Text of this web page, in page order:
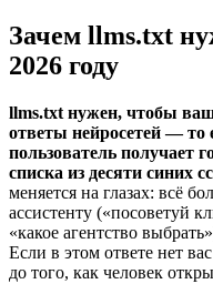
Зачем llms.txt
2026 году
llms.txt нужен, чтобы
ответы нейросетей — то
пользователь получает
списка из десяти синих
меняется на глазах: всё
ассистенту («посоветуй
«какое агентство
Если в этом ответе нет
до того, как человек